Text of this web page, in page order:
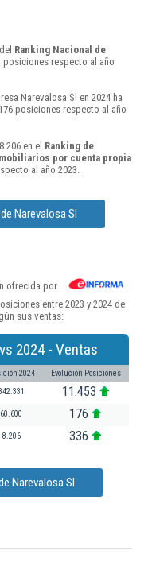
Ranking Nacional de
posiciones respecto al año
Narevalosa Sl en 2024 ha
posiciones respecto al año
en el Ranking de
por cuenta propia
al año 2023.
Narevalosa Sl
ofrecida por
entre 2023 y 2024 de
sus ventas:
2024 - Ventas
2024 Evolución Posiciones
11.453
60.600 176
8.206 336
Narevalosa Sl